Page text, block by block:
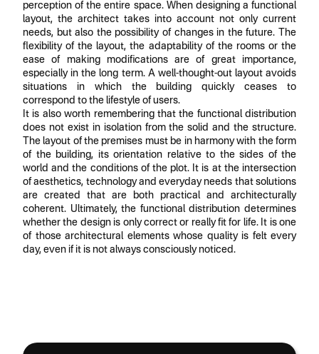
perception of the entire space. When designing a functional
layout, the architect takes into account not only current
needs, but also the possibility of changes in the future. The
flexibility of the layout, the adaptability of the rooms or the
ease of making modifications are of great importance,
especially in the long term. A well-thought-out layout avoids
situations in which the building quickly ceases to
correspond to the lifestyle of users.
It is also worth remembering that the functional distribution
does not exist in isolation from the solid and the structure.
The layout of the premises must be in harmony with the form
of the building, its orientation relative to the sides of the
world and the conditions of the plot. It is at the intersection
of aesthetics, technology and everyday needs that solutions
are created that are both practical and architecturally
coherent. Ultimately, the functional distribution determines
whether the design is only correct or really fit for life. It is one
of those architectural elements whose quality is felt every
day, even if it is not always consciously noticed.